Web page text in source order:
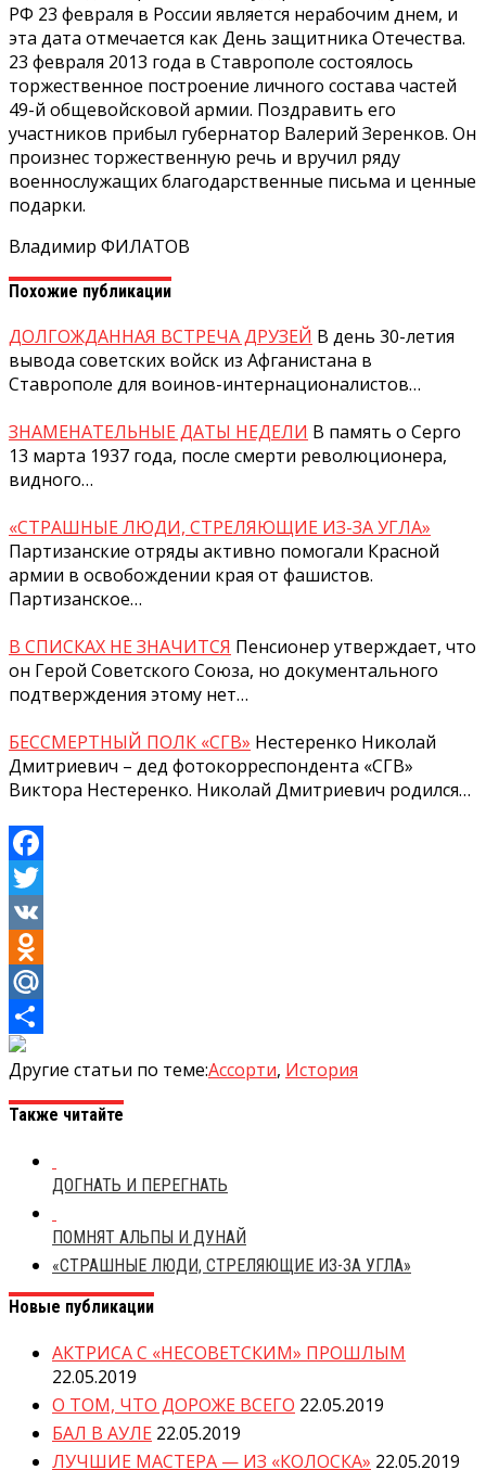
РФ 23 февраля в России является нерабочим днем, и
эта дата отмечается как День защитника Отечества.
23 февраля 2013 года в Ставрополе состоялось
торжественное построение личного состава частей
49-й общевойсковой армии. Поздравить его
участников прибыл губернатор Валерий Зеренков. Он
произнес торжественную речь и вручил ряду
военнослужащих благодарственные письма и ценные
подарки.
Владимир ФИЛАТОВ
Похожие публикации
ДОЛГОЖДАННАЯ ВСТРЕЧА ДРУЗЕЙ В день 30-летия
вывода советских войск из Афганистана в
Ставрополе для воинов-интернационалистов…
ЗНАМЕНАТЕЛЬНЫЕ ДАТЫ НЕДЕЛИ В память о Серго
13 марта 1937 года, после смерти революционера,
видного…
«СТРАШНЫЕ ЛЮДИ, СТРЕЛЯЮЩИЕ ИЗ-ЗА УГЛА»
Партизанские отряды активно помогали Красной
армии в освобождении края от фашистов.
Партизанское…
В СПИСКАХ НЕ ЗНАЧИТСЯ Пенсионер утверждает, что
он Герой Советского Союза, но документального
подтверждения этому нет…
БЕССМЕРТНЫЙ ПОЛК «СГВ» Нестеренко Николай
Дмитриевич – дед фотокорреспондента «СГВ»
Виктора Нестеренко. Николай Дмитриевич родился…
Facebook
Twitter
VK
Odnoklassniki
Mail.Ru
Отправить
Другие статьи по теме:Ассорти, История
Также читайте
ДОГНАТЬ И ПЕРЕГНАТЬ
ПОМНЯТ АЛЬПЫ И ДУНАЙ
«СТРАШНЫЕ ЛЮДИ, СТРЕЛЯЮЩИЕ ИЗ-ЗА УГЛА»
Новые публикации
АКТРИСА С «НЕСОВЕТСКИМ» ПРОШЛЫМ
22.05.2019
О ТОМ, ЧТО ДОРОЖЕ ВСЕГО 22.05.2019
БАЛ В АУЛЕ 22.05.2019
ЛУЧШИЕ МАСТЕРА — ИЗ «КОЛОСКА» 22.05.2019